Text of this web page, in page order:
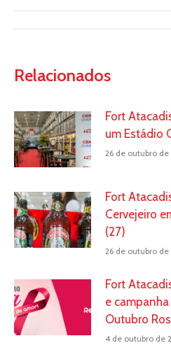
Relacionados
Fort
um Estádio
26 de outubro de
Fort
Cervejeiro
(27)
26 de outubro de
Fort
e
Outubro
4 de outubro de